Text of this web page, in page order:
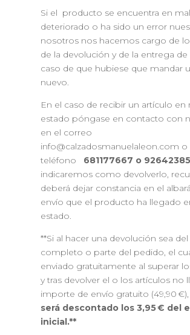
Si el producto se encuentra en
deteriorado o ha sido un error
nosotros nos hacemos cargo de
de la devolución y de la entrega
caso de que hubiese que mandar
nuevo.
En el caso de recibir un artículo en
estado póngase en contacto con
en el correo
info@calzadosmanuelaleon.com
teléfono 681177667 o
indicaremos como devolverlo,
deberá dejar constancia en el
envío que el producto ha llegado
estado.
**Si al hacer una devolución sea
completo o parte del pedido, el
enviado gratuitamente al superar
y tras devolver el o los artículos no
importe de envío gratuito (49,90 €),
será descontado los 3,95 € del
inicial.**